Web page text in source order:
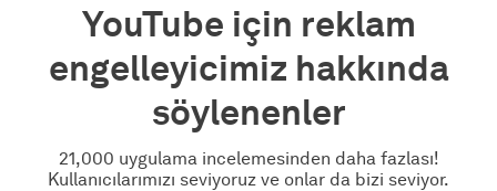
YouTube için reklam
engelleyicimiz hakkında
söylenenler
21,000 uygulama incelemesinden daha fazlası!
Kullanıcılarımızı seviyoruz ve onlar da bizi seviyor.